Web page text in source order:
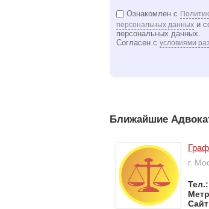
Ознакомлен с
персональных данных и
персональных данных.
Согласен с условиями
Ближайшие
г.
Тел.: